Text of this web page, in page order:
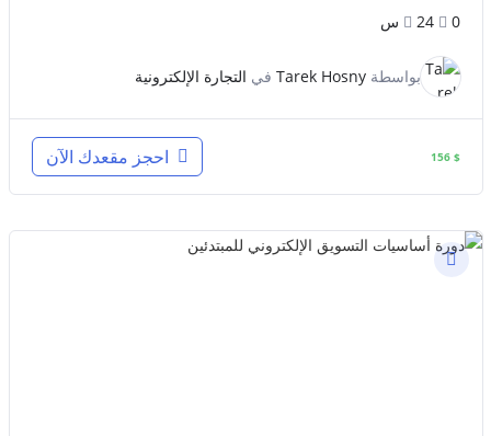
0 24س
بواسطةTarek Hosny في التجارة الإلكترونية
156 $ احجز مقعدك الآن